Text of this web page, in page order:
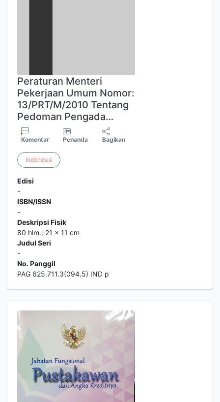
Peraturan Menteri
Pekerjaan Umum Nomor:
13/PRT/M/2010 Tentang
Pedoman Pengada…
Komentar Penanda Bagikan
Indonesia
Edisi
-
ISBN/ISSN
-
Deskripsi Fisik
80 hlm.; 21 x 11 cm
Judul Seri
-
No. Panggil
PAG 625.711.3(094.5) IND p